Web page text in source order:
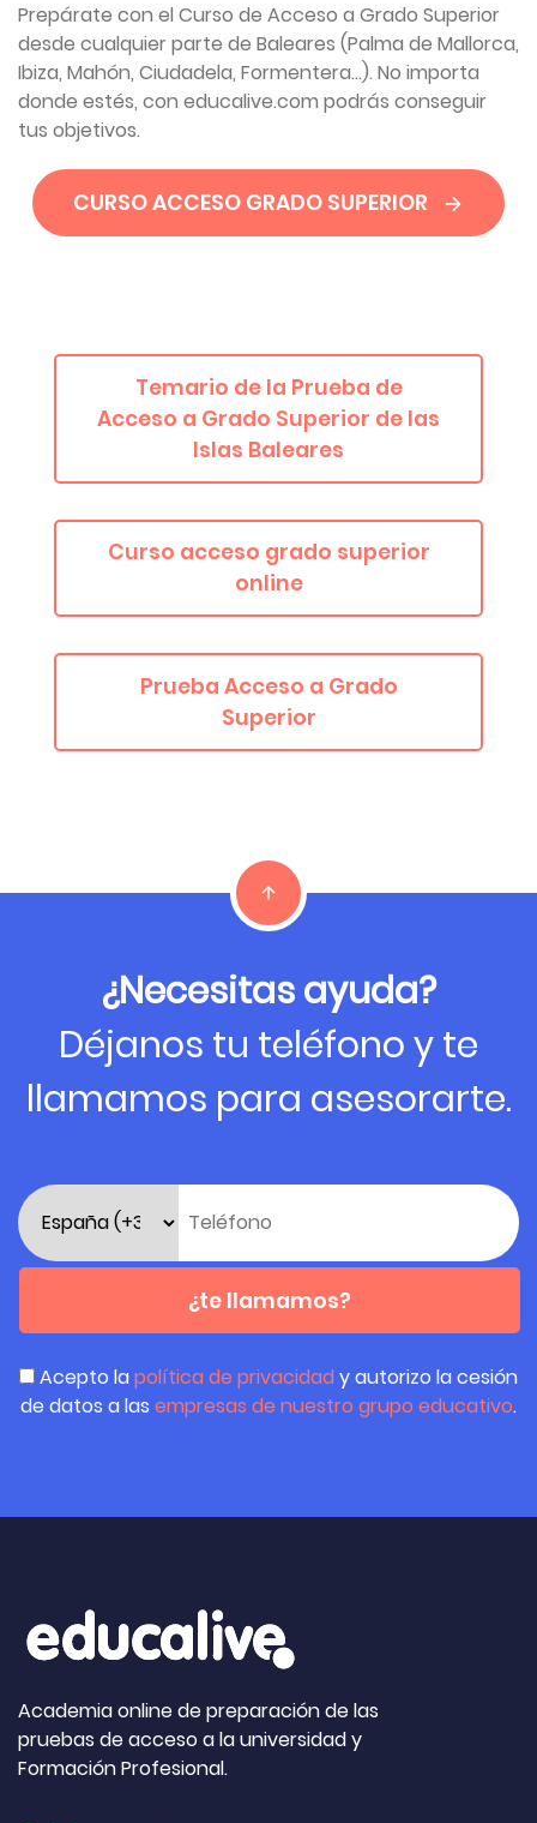
Prepárate con el Curso de Acceso a Grado Superior
desde cualquier parte de Baleares (Palma de Mallorca,
Ibiza, Mahón, Ciudadela, Formentera...). No importa
donde estés, con educalive.com podrás conseguir
tus objetivos.
CURSO ACCESO GRADO SUPERIOR
Temario de la Prueba de
Acceso a Grado Superior de las
Islas Baleares
Curso acceso grado superior
online
Prueba Acceso a Grado
Superior
¿Necesitas ayuda?
Déjanos tu teléfono y te
llamamos para asesorarte.
¿te llamamos?
Acepto lapolítica de privacidady autorizo la cesión
de datos a las empresas de nuestro grupo educativo.
Academia online de preparación de las
pruebas de acceso a la universidad y
Formación Profesional.